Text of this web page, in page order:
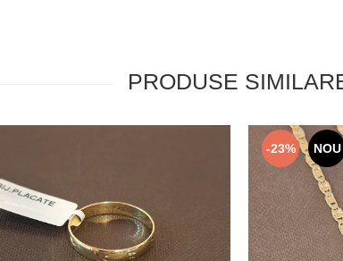
PRODUSE
-23% NOU